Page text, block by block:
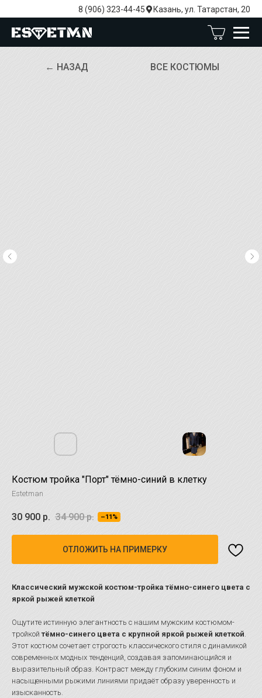
8 (906) 323-44-45 Казань, ул. Татарстан, 20
ВСЕ КОСТЮМЫ
← НАЗАД
Костюм тройка "Порт" тёмно-синий в клетку
Estetman
30 900 р. 34 900 р. –11%
ОТЛОЖИТЬ НА ПРИМЕРКУ
Классический мужской костюм-тройка тёмно-синего цвета с
яркой рыжей клеткой
Ощутите истинную элегантность с нашим мужским костюмом-
тройкойтёмно-синего цвета с крупной яркой рыжей клеткой.
Этот костюм сочетает строгость классического стиля с динамикой
современных модных тенденций, создавая запоминающийся и
выразительный образ. Контраст между глубоким синим фоном и
насыщенными рыжими линиями придаёт образу уверенность и
изысканность.